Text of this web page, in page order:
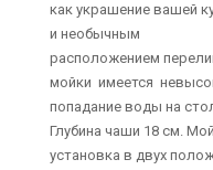
как украшение вашей
и необычным
расположением
мойки имеется
попадание воды на
Глубина чаши 18 см.
установка в двух